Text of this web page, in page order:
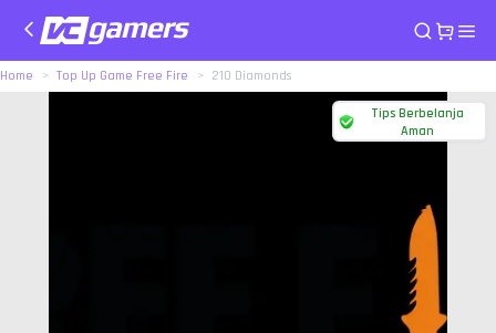
Home Top Up Game Free Fire 210 Diamonds
Tips Berbelanja
Aman